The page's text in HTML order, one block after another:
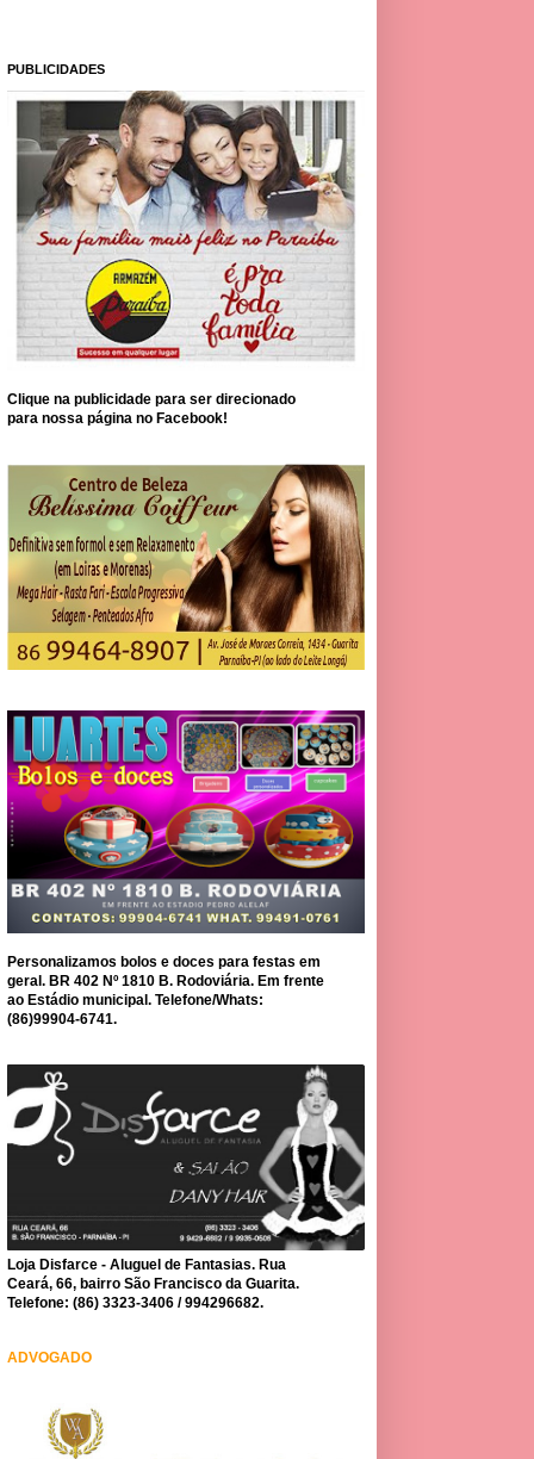
PUBLICIDADES
Clique na publicidade para ser direcionado
para nossa página no Facebook!
Personalizamos bolos e doces para festas em
geral. BR 402 Nº 1810 B. Rodoviária. Em frente
ao Estádio municipal. Telefone/Whats:
(86)99904-6741.
Loja Disfarce - Aluguel de Fantasias. Rua
Ceará, 66, bairro São Francisco da Guarita.
Telefone: (86) 3323-3406 / 994296682.
ADVOGADO